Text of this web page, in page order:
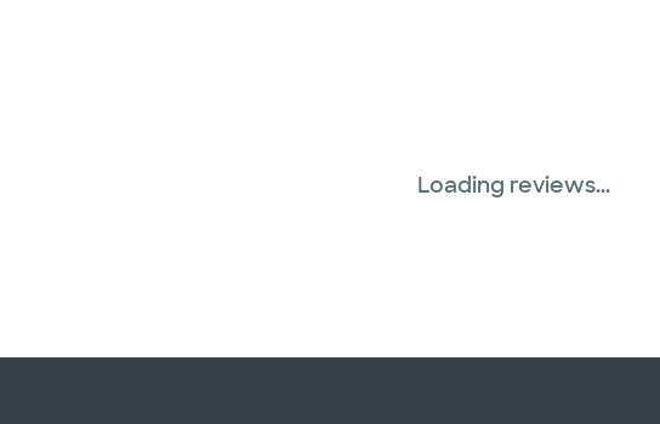
Loading reviews...